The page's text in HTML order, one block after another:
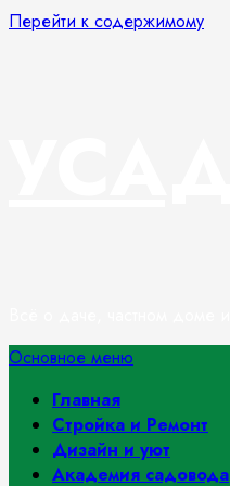
Перейти к содержимому
Основное меню
Главная
Стройка и Ремонт
Дизайн и уют
Академия садовода